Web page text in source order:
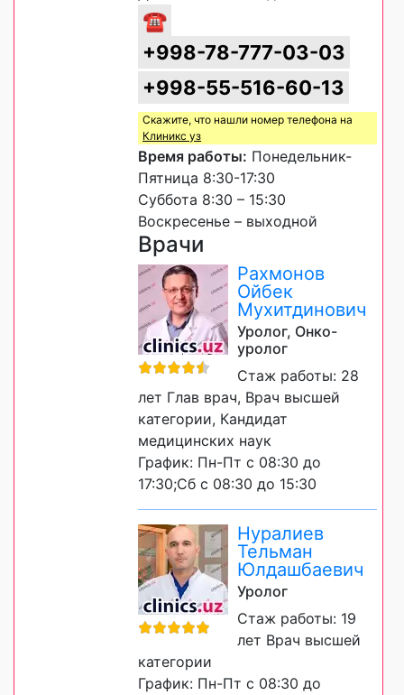
☎
+998-78-777-03-03
+998-55-516-60-13
Скажите, что нашли номер телефона на
Клиникс уз
Время работы: Понедельник-
Пятница 8:30-17:30
Суббота 8:30 – 15:30
Воскресенье – выходной
Врачи
Рахмонов
Ойбек
Мухитдинович
Уролог, Онко-
уролог
Стаж работы: 28
лет Глав врач, Врач высшей
категории, Кандидат
медицинских наук
График: Пн-Пт с 08:30 до
17:30;Сб с 08:30 до 15:30
Нуралиев
Тельман
Юлдашбаевич
Уролог
Стаж работы: 19
лет Врач высшей
категории
График: Пн-Пт с 08:30 до